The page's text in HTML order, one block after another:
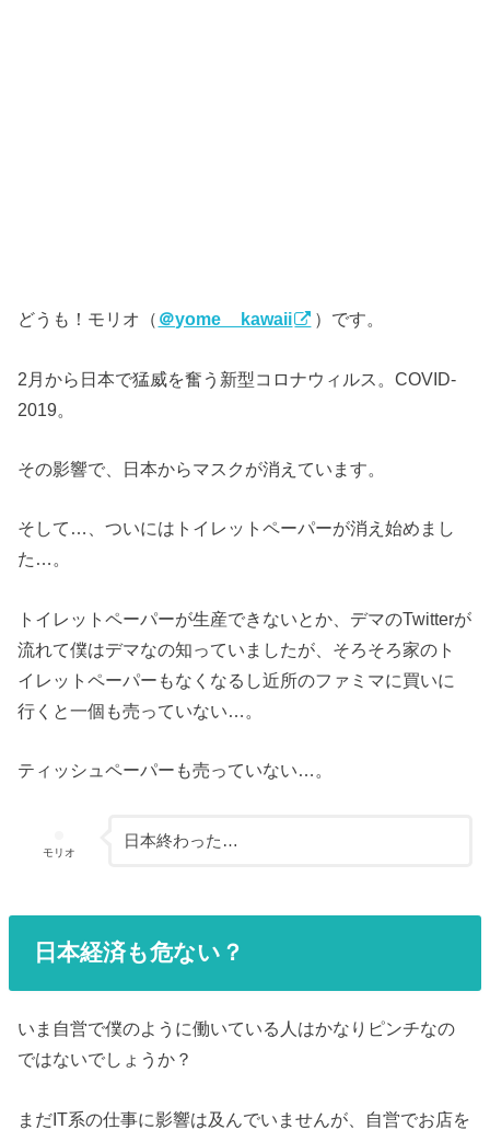
どうも！モリオ（ ＠yome__kawaii ）です。
2月から日本で猛威を奮う新型コロナウィルス。COVID-
2019。
その影響で、日本からマスクが消えています。
そして…、ついにはトイレットペーパーが消え始めまし
た…。
トイレットペーパーが生産できないとか、デマのTwitterが
流れて僕はデマなの知っていましたが、そろそろ家のト
イレットペーパーもなくなるし近所のファミマに買いに
行くと一個も売っていない…。
ティッシュペーパーも売っていない…。
モリオ
日本終わった…
日本経済も危ない？
いま自営で僕のように働いている人はかなりピンチなの
ではないでしょうか？
まだIT系の仕事に影響は及んでいませんが、自営でお店を